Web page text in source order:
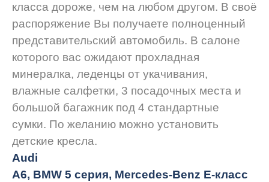
класса дороже, чем на любом другом. В своё
распоряжение Вы получаете полноценный
представительский автомобиль. В салоне
которого вас ожидают прохладная
минералка, леденцы от укачивания,
влажные салфетки, 3 посадочных места и
большой багажник под 4 стандартные
сумки. По желанию можно установить
детские кресла.
Audi
A6, BMW 5 серия, Mercedes-Benz E-класс